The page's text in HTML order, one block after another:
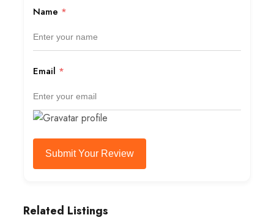
Name *
Email *
Submit Your Review
Related Listings